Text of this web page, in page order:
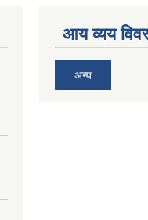
आय व्यय
अन्य